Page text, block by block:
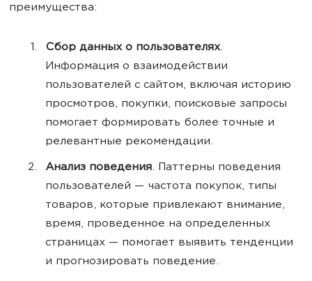
преимущества:
Сбор данных о пользователях.
Информация о взаимодействии
пользователей с сайтом, включая историю
просмотров, покупки, поисковые запросы
помогает формировать более точные и
релевантные рекомендации.
Анализ поведения. Паттерны поведения
пользователей — частота покупок, типы
товаров, которые привлекают внимание,
время, проведенное на определенных
страницах — помогает выявить тенденции
и прогнозировать поведение.